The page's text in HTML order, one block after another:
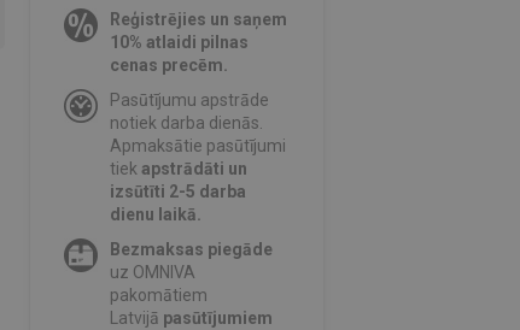
Reģistrējies un saņem
10% atlaidi pilnas
cenas precēm.
Pasūtījumu apstrāde
notiek darba dienās.
Apmaksātie pasūtījumi
tiekapstrādāti un
izsūtīti 2-5 darba
dienu laikā.
Bezmaksas piegāde
uz OMNIVA
pakomātiem
Latvijā pasūtījumiem